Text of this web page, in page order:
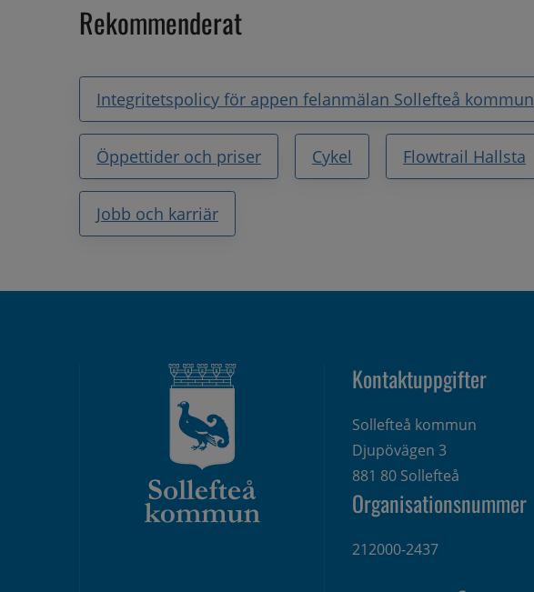
Rekommenderat
Integritetspolicy för appen felanmälan Sollefteå kommun
Öppettider och priser Cykel Flowtrail Hallsta
Jobb och karriär
Kontaktuppgifter
Sollefteå kommun
Djupövägen 3
881 80 Sollefteå
Organisationsnummer
212000-2437